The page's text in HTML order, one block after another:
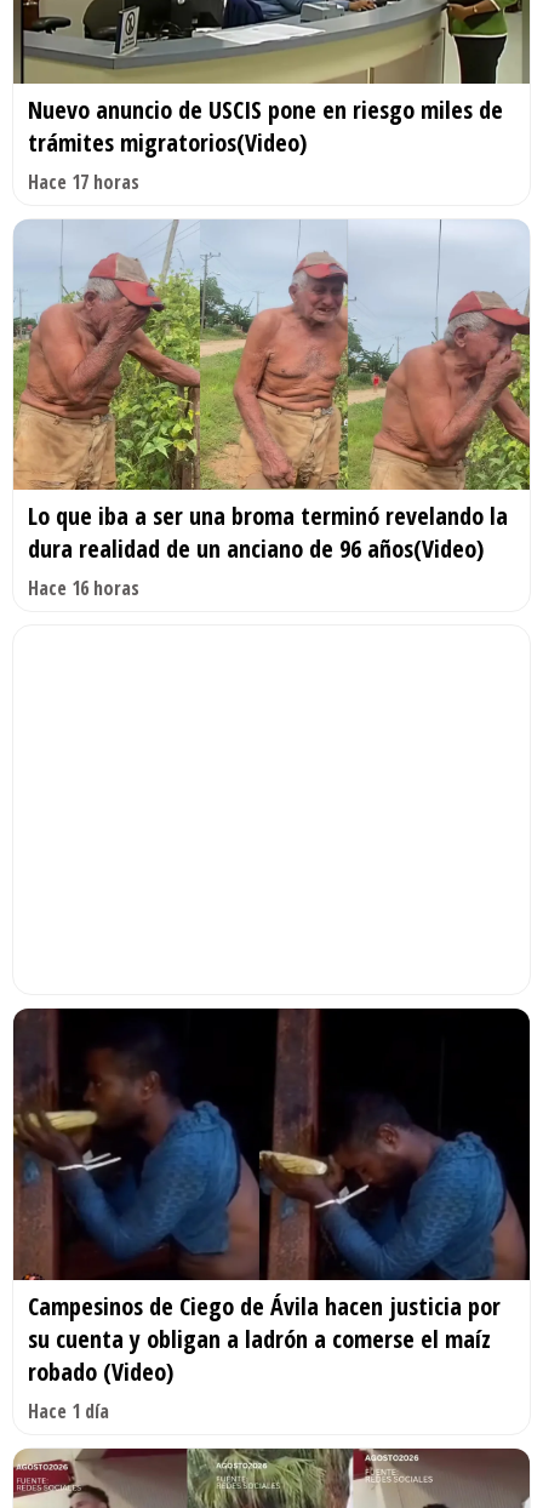
Nuevo anuncio de USCIS pone en riesgo miles de
trámites migratorios(Video)
Hace 17 horas
Lo que iba a ser una broma terminó revelando la
dura realidad de un anciano de 96 años(Video)
Hace 16 horas
Campesinos de Ciego de Ávila hacen justicia por
su cuenta y obligan a ladrón a comerse el maíz
robado (Video)
Hace 1 día